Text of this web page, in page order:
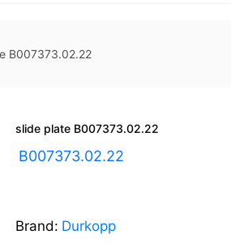
B007373.02.22
slide plate B007373.02.22
B007373.02.22
Brand: Durkopp